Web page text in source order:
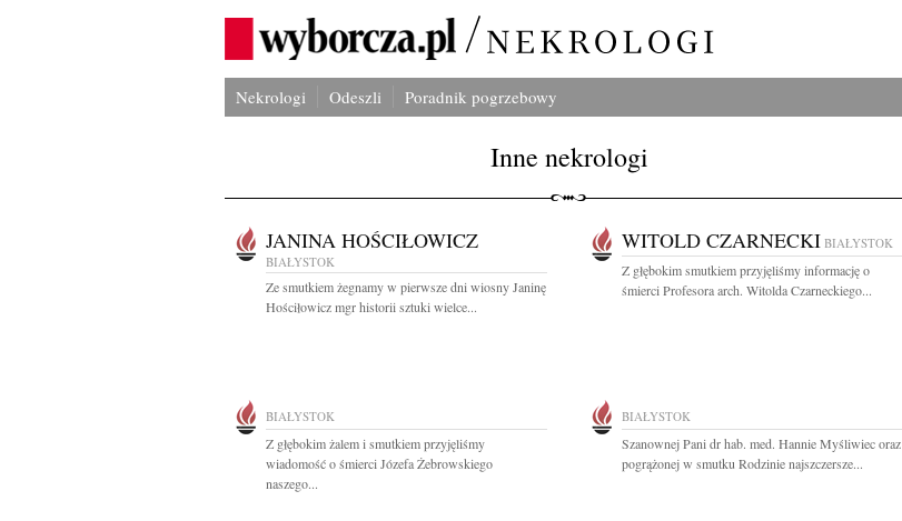
Nekrologi Odeszli Poradnik pogrzebowy
Inne nekrologi
JANINA HOŚCIŁOWICZ
BIAŁYSTOK
Ze smutkiem żegnamy w pierwsze dni wiosny Janinę
Hościłowicz mgr historii sztuki wielce...
WITOLD CZARNECKI BIAŁYSTOK
Z głębokim smutkiem przyjęliśmy informację o
śmierci Profesora arch. Witolda Czarneckiego...
BIAŁYSTOK
Z głębokim żalem i smutkiem przyjęliśmy
wiadomość o śmierci Józefa Żebrowskiego
naszego...
BIAŁYSTOK
Szanownej Pani dr hab. med. Hannie Myśliwiec oraz
pogrążonej w smutku Rodzinie najszczersze...